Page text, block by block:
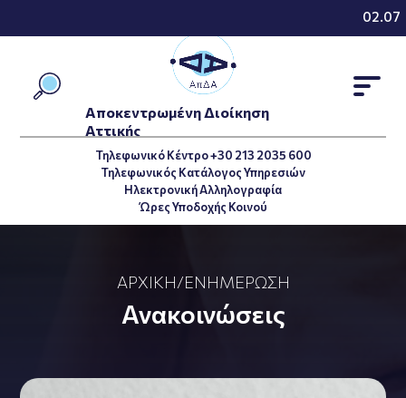
Τηλεφωνικό Κέντρο +30 213 2035 600
Τηλεφωνικός Κατάλογος Υπηρεσιών
Ηλεκτρονική Αλληλογραφία
Ώρες Υποδοχής Κοινού
Αποκεντρωμένη Διοίκηση
Αττικής
ΑΡΧΙΚΉ/ΕΝΗΜΈΡΩΣΗ
Ανακοινώσεις